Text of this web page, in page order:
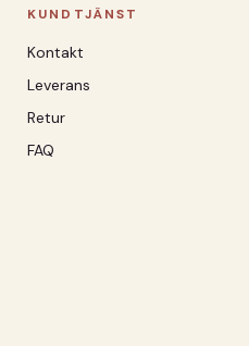
KUNDTJÄNST
Kontakt
Leverans
Retur
FAQ